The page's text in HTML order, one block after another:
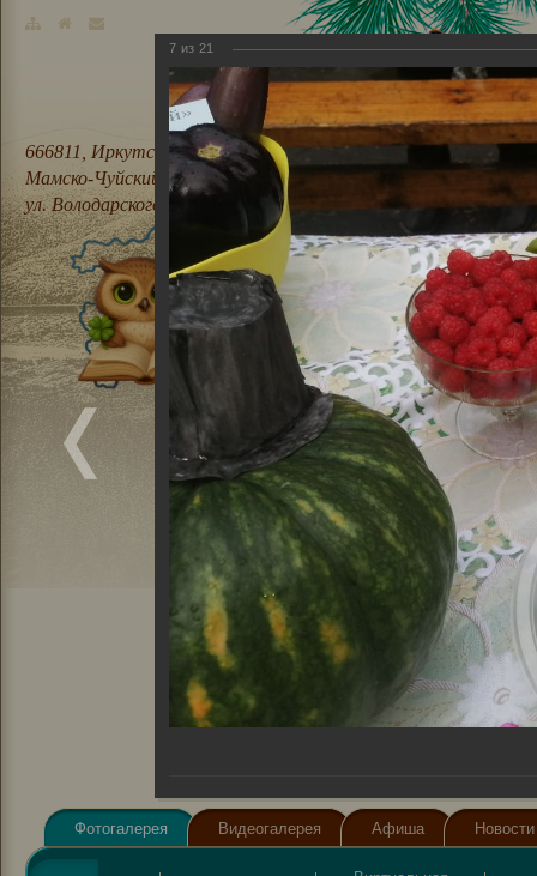
666811, Иркутская область,
Мамско-Чуйский район, п. Мама,
ул. Володарского, 21
Фотогалерея Видеогалерея Афиша Новости
7 из 21